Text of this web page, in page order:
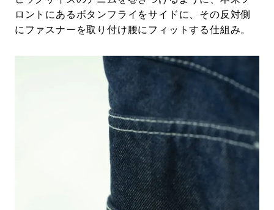
ロントにあるボタンフライをサイドに、その反対側
にファスナーを取り付け腰にフィットする仕組み。